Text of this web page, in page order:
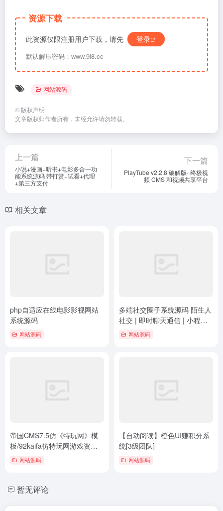
资源下载
此资源仅限注册用户下载，请先 登录
默认解压密码：www.9l8.cc
网站源码
© 版权声明
文章版权归作者所有，未经允许请勿转载。
上一篇
小说+漫画+听书+电影多合一功
能系统源码 带打赏+试看+代理
+第三方支付
下一篇
PlayTube v2.2.8 破解版- 终极视
频 CMS 和视频共享平台
相关文章
php自适应在线电影影视网站
系统源码
网站源码
多端社交圈子系统源码 陌生人
社交 | 即时聊天通信 | 小程序
+H5+PC+APP等多端
网站源码
帝国CMS7.5仿《特玩网》模
板/92kaifa仿特玩网游戏资讯
整站源码模板
网站源码
【自动阅读】橙色UI赚积分系
统[3级团队]
网站源码
暂无评论